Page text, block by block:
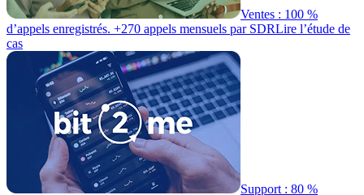
Ventes : 100 %
d’appels enregistrés. +270 appels mensuels par SDRLire l’étude de
cas
Support : 80 %